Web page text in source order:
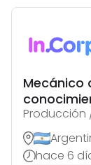
Mecánico
Producción
hace 6